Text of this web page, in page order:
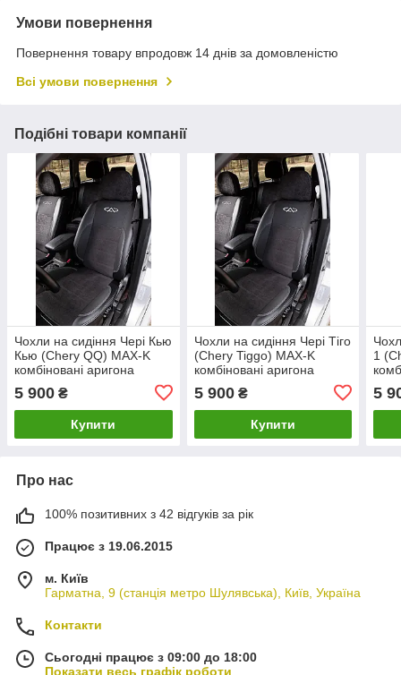
Умови повернення
Повернення товару впродовж 14 днів за домовленістю
Всі умови повернення
Подібні товари компанії
Чохли на сидіння Чері Кью
Кью (Chery QQ) MAX-K
комбіновані аригона
5 900 ₴
Купити
Чохли на сидіння Чері Тіго
(Chery Tiggo) MAX-K
комбіновані аригона
5 900₴
Купити
1
5
Про нас
100% позитивних з 42 відгуків за рік
Працює з 19.06.2015
м. Київ
Гарматна, 9 (станція метро Шулявська), Київ, Україна
Контакти
Сьогодні працює з 09:00 до 18:00
Показати весь графік роботи